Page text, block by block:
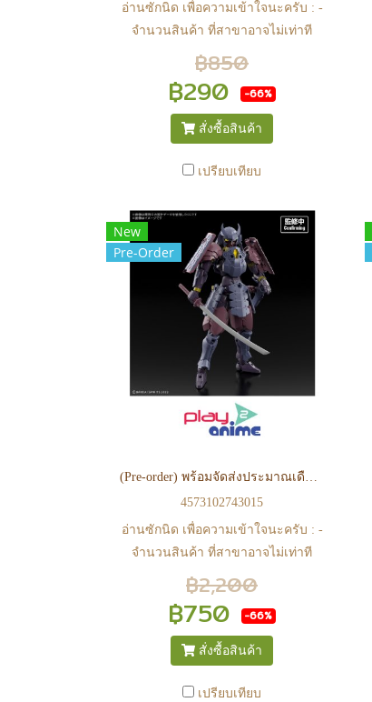
อ่านซักนิด เพื่อความเข้าใจนะครับ : -
จำนวนสินค้า ที่สาขาอาจไม่เท่าที
หน้า web ในบางเวลา เนื่องจากสินค้า
มีการเคลือนไหวตลอดเวลา หาก
สนใจซื้อที่สาขา สามารถ ตรวจสอบ
ได้ที่ 0815502600 หรือ
https://www.facebook.com/play2anime
หรือ Line Official Account
และแจ้งชำระเงินก่อน 22.00 น.
สินค้าจะถูกจัดส่งในวันรุ่งขึ้น (ยกเว้น
วันเสาร์ วันอาทิตย์ และวันหยุดนักขัต
ฤกษ์ หรือ ในกรณีสินค้าอยู่ที่สาขา
ต้องโอนกลับส่วนกลางเพื่อจัดส่ง) -
หากท่านทำรายการสั่งซื้อสำเร็จ
รบกวนรอ email จากทางร้าน เพื่อ
ยืนยันการมีสินค้า ก่อนการโอนเงิน
ครับ
฿850
฿290 -66%
สั่งซื้อสินค้า
เปรียบเทียบ
New
Pre-Order
(Pre-order) พร้อมจัดส่งประมาณเดือน 09 ปี 2026 30MF METEORIC IRONSAMURAI
4573102743015
อ่านซักนิด เพื่อความเข้าใจนะครับ : -
จำนวนสินค้า ที่สาขาอาจไม่เท่าที
หน้า web ในบางเวลา เนื่องจากสินค้า
มีการเคลือนไหวตลอดเวลา หาก
สนใจซื้อที่สาขา สามารถ ตรวจสอบ
ได้ที่ 0815502600 หรือ
https://www.facebook.com/play2anime
หรือ Line Official Account
฿2,200
฿750 -66%
สั่งซื้อสินค้า
เปรียบเทียบ